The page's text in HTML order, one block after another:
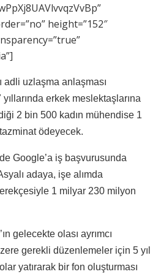
height=”152″
adli uzlaşma anlaşması
erkek meslektaşlarına
2 bin 500 kadın mühendise 1
ödeyecek.
Google’a iş başvurusunda
adaya, işe alımda
1 milyar 230 milyon
gelecekte olası ayrımcı
gerekli düzenlemeler için 5 yıl
yatırarak bir fon oluşturması